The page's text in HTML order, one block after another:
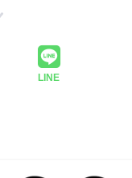
LINE